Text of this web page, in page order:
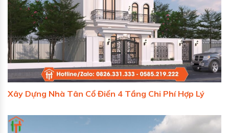
Xây Dựng Nhà Tân Cổ Điển 4 Tầng Chi Phí Hợp Lý